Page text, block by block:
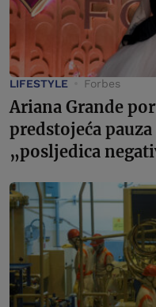
LIFESTYLE Forbes
Ariana Grande
predstojeća
„posljedica